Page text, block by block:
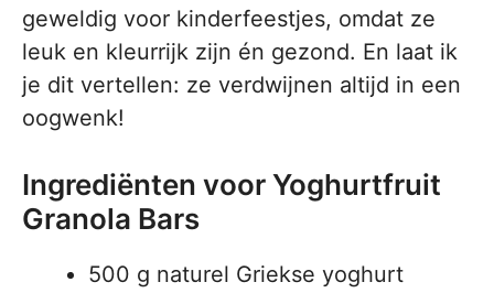
geweldig voor kinderfeestjes, omdat ze
leuk en kleurrijk zijn én gezond. En laat ik
je dit vertellen: ze verdwijnen altijd in een
oogwenk!
Ingrediënten voor Yoghurtfruit
Granola Bars
500 g naturel Griekse yoghurt